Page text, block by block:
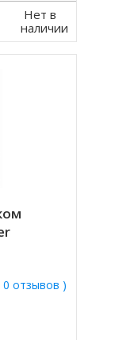
Нет в
наличии
0 отзывов )